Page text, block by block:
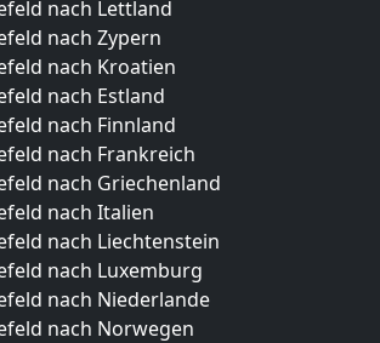
nach Lettland
nach Zypern
nach Kroatien
nach Estland
nach Finnland
nach Frankreich
nach Griechenland
nach Italien
nach Liechtenstein
nach Luxemburg
nach Niederlande
nach Norwegen